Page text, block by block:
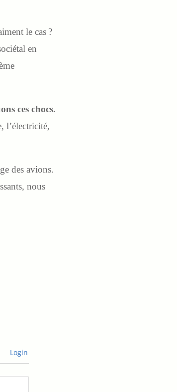
le cas ?
en
ces chocs.
l’électricité,
des avions.
nous
Login